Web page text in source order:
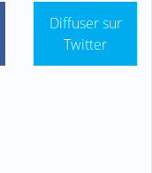
Diffuser sur
Twitter